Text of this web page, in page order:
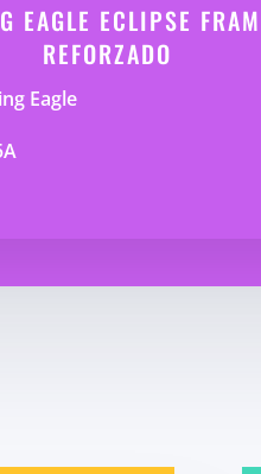
EAGLE ECLIPSE
REFORZADO
Eagle